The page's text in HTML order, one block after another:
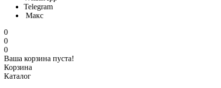
Telegram
Макс
0
0
0
Ваша корзина пуста!
Корзина
Каталог